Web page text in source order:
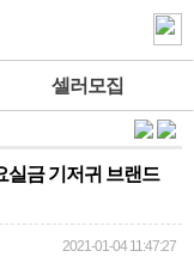
셀러모집
실금 기저귀 브랜드
2021-01-04 11:47:27